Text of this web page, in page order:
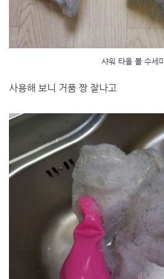
샤워 타올 볼 수세미
사용해 보니 거품 짱 잘나고